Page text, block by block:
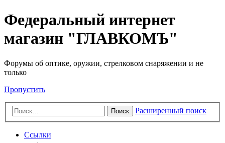
Федеральный интернет
магазин "ГЛАВКОМЪ"
Форумы об оптике, оружии, стрелковом снаряжении и не
только
Пропустить
Поиск Расширенный поиск
Ссылки